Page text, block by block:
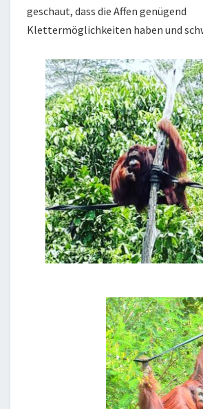
geschaut, dass die Affen genügend
Klettermöglichkeiten haben und